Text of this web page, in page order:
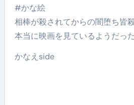
#かな絵
相棒が殺されてからの闇堕ち皆
本当に映画を見ているようだっ
かなえside